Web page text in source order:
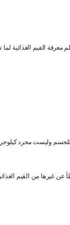
القيم الغذائية لما
للجسم وليست مجرد
غيرها من القيم